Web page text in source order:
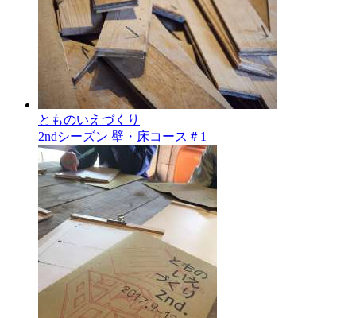
とものいえづくり
2ndシーズン 壁・床コース＃1